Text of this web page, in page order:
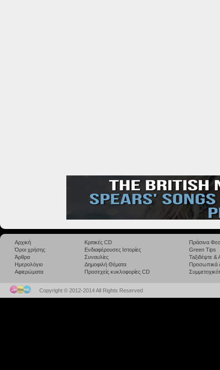
Αρχική
Όροι χρήσης
Άρθρα
Ημερολόγιο
Αφιερώματα
Κριτικές CD
Ενδιαφέρουσες Ιστορίες
Συναυλίες
Δημοφιλή Θέματα
Προσεχείς κυκλοφορίες CD
Πράσινα
Green Tips
Taξιδέψτε
Προσωπικά
Copyright © 2012-2014 All Rights Reserved